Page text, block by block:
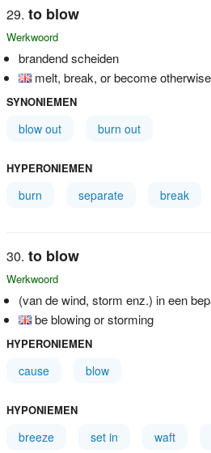
to blow
Werkwoord
brandend scheiden
melt, break, or become
SYNONIEMEN
blow out burn out
HYPERONIEMEN
burn separate break
to blow
Werkwoord
(van de wind, storm enz.) in een
be blowing or storming
HYPERONIEMEN
cause blow
HYPONIEMEN
breeze set in waft